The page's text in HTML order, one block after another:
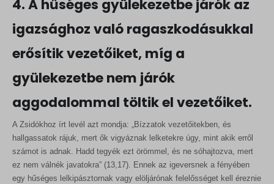
4. A hűséges gyülekezetbe járók az
igazsághoz való ragaszkodásukkal
erősítik vezetőiket, míg a
gyülekezetbe nem járók
aggodalommal töltik el vezetőiket.
A Zsidókhoz írt levél azt mondja: „Bízzatok vezetőitekben, és
hallgassatok rájuk, mert ők vigyáznak lelketekre úgy, mint akik erről
számot is adnak. Hadd tegyék ezt örömmel, és ne sóhajtozva, mert
ez nem válnék javatokra” (13,17). Ennek az igeversnek a fényében
egy hűséges lelkipásztornak vagy elöljárónak felelősséget kell éreznie